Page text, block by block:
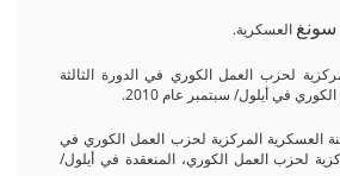
سونغ العسكرية.
لحزب العمل الكوري في الدورة الثالثة
في أيلول/ سبتمبر عام 2010.
العسكرية المركزية لحزب العمل الكوري في
لحزب العمل الكوري، المنعقدة في أيلول/